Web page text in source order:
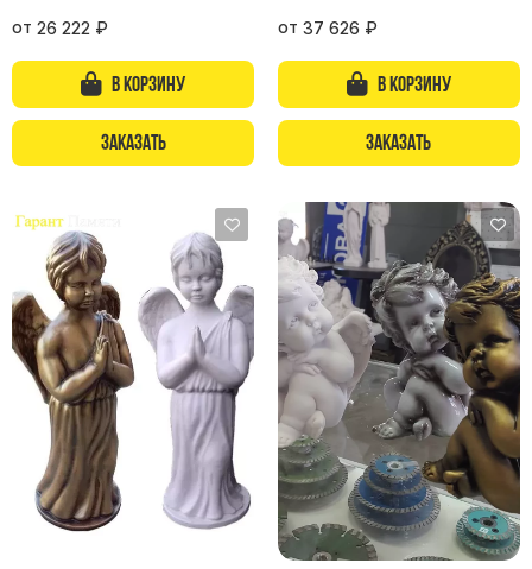
от 26 222 ₽
В корзину
Заказать
от 37 626 ₽
В корзину
Заказать